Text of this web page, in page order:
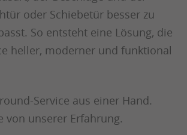
oder Schiebetür besser zu
So entsteht eine Lösung, die
heller, moderner und funktional
Service aus einer Hand.
von unserer Erfahrung.